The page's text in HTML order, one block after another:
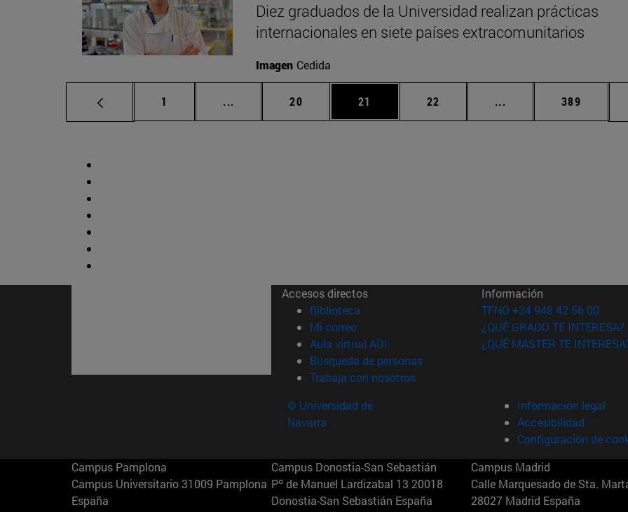
Diez graduados de la Universidad realizan prácticas
internacionales en siete países extracomunitarios
Imagen Cedida
Página
1 ... Páginas intermedias Use TAB para desplazarse.
Página
20 Página
21 Página
22 ... Páginas intermedias
Página
389
Accesos directos
Biblioteca (abre en nueva ventana)
Mi correo(abre en nueva ventana)
Aula virtual ADI (abre en nueva ventana)
Búsqueda de personas(abre en nueva ventana)
Trabaja con nosotros(abre en nueva ventana)
Información
TFNO +34 948 42 56 00
¿QUÉ GRADO TE INTERESA?
¿QUÉ MÁSTER TE
© Universidad de
Navarra
Información legal
Accesibilidad
Configuración de
Campus Pamplona
Campus Universitario 31009 Pamplona
España
Campus Donostia-San Sebastián
Pº de Manuel Lardizabal 13 20018
Donostia-San Sebastián España
Campus Madrid
Calle Marquesado de Sta.
28027 Madrid España